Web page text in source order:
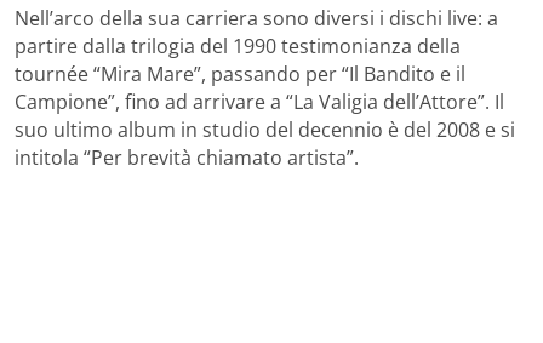
Nell’arco della sua carriera sono diversi i dischi live: a
partire dalla trilogia del 1990 testimonianza della
tournée “Mira Mare”, passando per “Il Bandito e il
Campione”, fino ad arrivare a “La Valigia dell’Attore”. Il
suo ultimo album in studio del decennio è del 2008 e si
intitola “Per brevità chiamato artista”.